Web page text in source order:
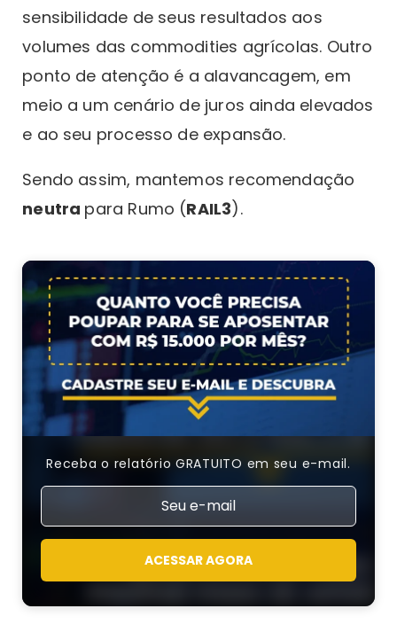
sensibilidade de seus resultados aos
volumes das commodities agrícolas. Outro
ponto de atenção é a alavancagem, em
meio a um cenário de juros ainda elevados
e ao seu processo de expansão.
Sendo assim, mantemos recomendação
neutra para Rumo (RAIL3).
Receba o relatório GRATUITO em seu e-mail.
ACESSAR AGORA